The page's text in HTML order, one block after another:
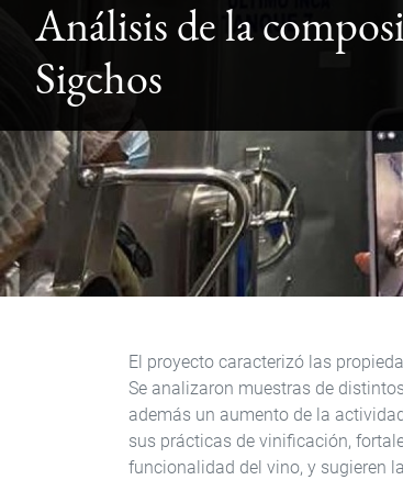
Análisis de la
Sigchos
El proyecto caracterizó las
Se analizaron muestras de
además un aumento de la
sus prácticas de vinificación,
funcionalidad del vino, y sugieren